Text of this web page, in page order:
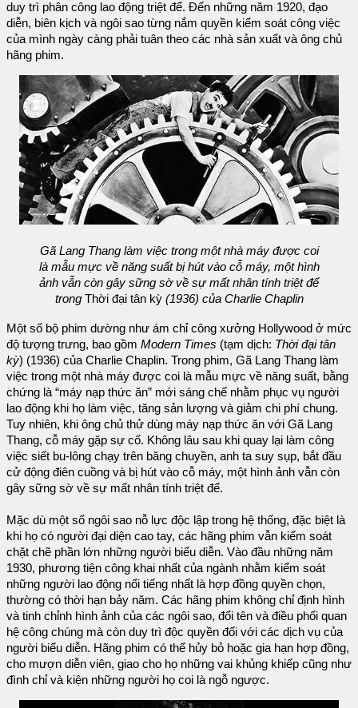
duy trì phân công lao động triệt để. Đến những năm 1920, đạo
diễn, biên kịch và ngôi sao từng nắm quyền kiểm soát công việc
của mình ngày càng phải tuân theo các nhà sản xuất và ông chủ
hãng phim.
Gã Lang Thang làm việc trong một nhà máy được coi
là mẫu mực về năng suất bị hút vào cỗ máy, một hình
ảnh vẫn còn gây sững sờ về sự mất nhân tính triệt để
trongThời đại tân kỳ (1936) của Charlie Chaplin
Một số bộ phim dường như ám chỉ công xưởng Hollywood ở mức
độ tượng trưng, bao gồm Modern Times (tạm dịch: Thời đại tân
kỳ) (1936) của Charlie Chaplin. Trong phim, Gã Lang Thang làm
việc trong một nhà máy được coi là mẫu mực về năng suất, bằng
chứng là “máy nạp thức ăn” mới sáng chế nhằm phục vụ người
lao động khi họ làm việc, tăng sản lượng và giảm chi phí chung.
Tuy nhiên, khi ông chủ thử dùng máy nạp thức ăn với Gã Lang
Thang, cỗ máy gặp sự cố. Không lâu sau khi quay lại làm công
việc siết bu-lông chạy trên băng chuyền, anh ta suy sụp, bắt đầu
cử động điên cuồng và bị hút vào cỗ máy, một hình ảnh vẫn còn
gây sững sờ về sự mất nhân tính triệt để.
Mặc dù một số ngôi sao nỗ lực độc lập trong hệ thống, đặc biệt là
khi họ có người đại diện cao tay, các hãng phim vẫn kiểm soát
chặt chẽ phần lớn những người biểu diễn. Vào đầu những năm
1930, phương tiện công khai nhất của ngành nhằm kiểm soát
những người lao động nổi tiếng nhất là hợp đồng quyền chọn,
thường có thời hạn bảy năm. Các hãng phim không chỉ định hình
và tinh chỉnh hình ảnh của các ngôi sao, đổi tên và điều phối quan
hệ công chúng mà còn duy trì độc quyền đối với các dịch vụ của
người biểu diễn. Hãng phim có thể hủy bỏ hoặc gia hạn hợp đồng,
cho mượn diễn viên, giao cho họ những vai khủng khiếp cũng như
đình chỉ và kiện những người họ coi là ngỗ ngược.